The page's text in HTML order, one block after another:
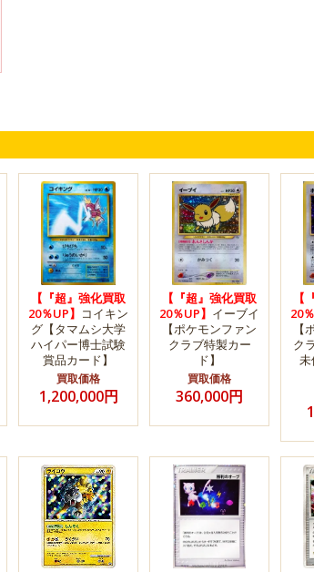
【『超』強化買取
20％UP】 コイキン
グ【タマムシ大学
ハイパー博士試験
賞品カード】
買取価格
1,200,000円
【『超』強化買取
20％UP】 イーブイ
【ポケモンファン
クラブ特製カー
ド】
買取価格
360,000円
【
20
【
ク
未